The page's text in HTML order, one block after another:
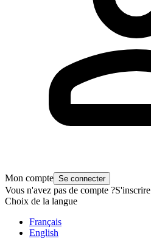
Mon compte Se connecter
Vous n'avez pas de compte ?S'inscrire
Choix de la langue
Français
English